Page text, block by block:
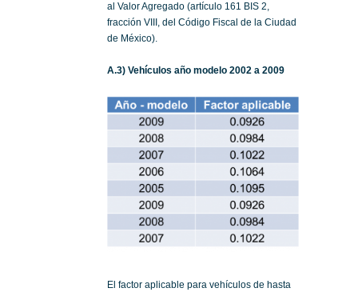
al Valor Agregado (artículo 161 BIS 2,
fracción VIII, del Código Fiscal de la Ciudad
de México).
A.3) Vehículos año modelo 2002 a 2009
El factor aplicable para vehículos de hasta